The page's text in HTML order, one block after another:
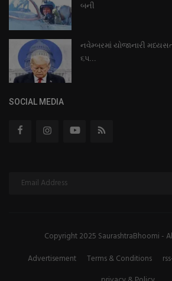
બની
નવેમ્બરમાં યોજાનારી
૬પ...
SOCIAL MEDIA
Copyright 2025 SaurashtraBhoomi -
Advertisement
Terms & Conditions